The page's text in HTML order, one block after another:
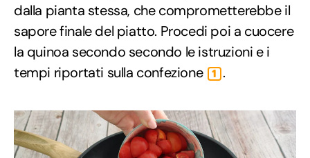
dalla pianta stessa, che comprometterebbe il
sapore finale del piatto. Procedi poi a cuocere
la quinoa secondo secondo le istruzioni e i
tempi riportati sulla confezione
1 .